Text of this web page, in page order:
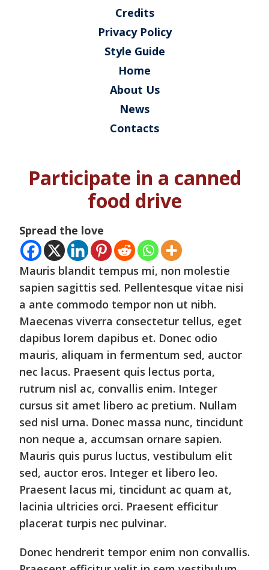
Credits
Privacy Policy
Style Guide
Home
About Us
News
Contacts
Participate in a canned
food drive
Spread the love
Mauris blandit tempus mi, non molestie
sapien sagittis sed. Pellentesque vitae nisi
a ante commodo tempor non ut nibh.
Maecenas viverra consectetur tellus, eget
dapibus lorem dapibus et. Donec odio
mauris, aliquam in fermentum sed, auctor
nec lacus. Praesent quis lectus porta,
rutrum nisl ac, convallis enim. Integer
cursus sit amet libero ac pretium. Nullam
sed nisl urna. Donec massa nunc, tincidunt
non neque a, accumsan ornare sapien.
Mauris quis purus luctus, vestibulum elit
sed, auctor eros. Integer et libero leo.
Praesent lacus mi, tincidunt ac quam at,
lacinia ultricies orci. Praesent efficitur
placerat turpis nec pulvinar.
Donec hendrerit tempor enim non convallis.